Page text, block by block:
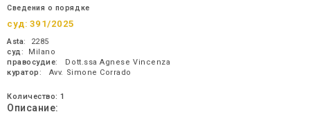
Сведения о порядке
суд: 391/2025
Asta: 2285
суд : Milano
правосудие: Dott.ssa Agnese Vincenza
куратор : Avv. Simone Corrado
Количество: 1
Описание: